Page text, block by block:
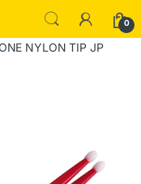
0
NYLON TIP JP